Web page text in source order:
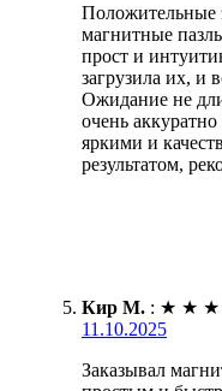
Положительные
магнитные
прост и
загрузила их, и
Ожидание не
очень
яркими и
результатом,
Кир М. : ★ ★ ★
11.10.2025
Заказывал